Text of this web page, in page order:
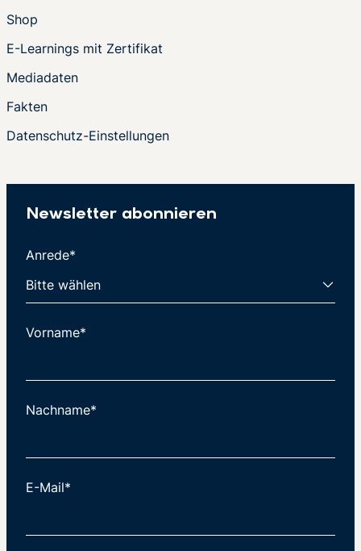
Shop
E-Learnings mit Zertifikat
Mediadaten
Fakten
Datenschutz-Einstellungen
Newsletter abonnieren
Anrede*
Vorname*
Nachname*
E-Mail*